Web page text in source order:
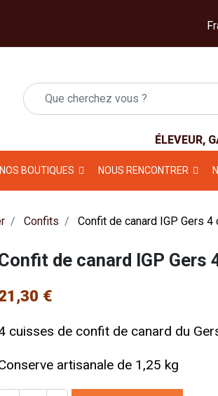
ÉLEVEUR,
NOS BOUTIQUES NOUS RENCONTRER
Confits Confit de canard IGP Gers
de canard IGP Gers
€
cuisses de confit de canard du
artisanale de 1,25 kg